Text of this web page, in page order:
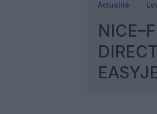
Actualité